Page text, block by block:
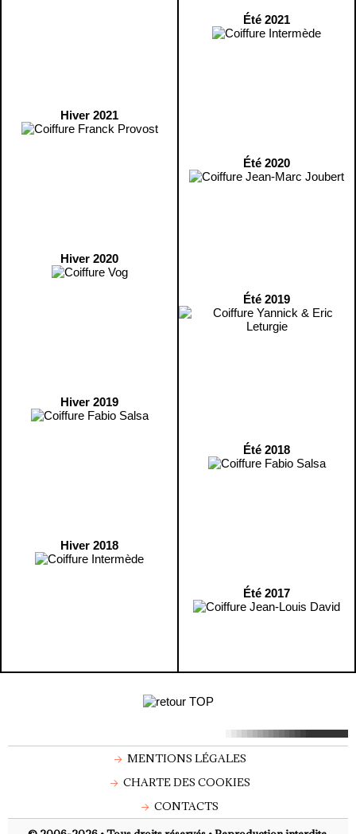
Hiver 2021
Hiver 2020
Hiver 2019
Hiver 2018
Été 2021
Été 2020
Été 2019
Été 2018
Été 2017
MENTIONS LÉGALES
CHARTE DES COOKIES
CONTACTS